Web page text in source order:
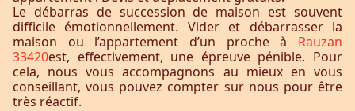
Le débarras de succession de maison est souvent
difficile émotionnellement. Vider et débarrasser la
maison ou l’appartement d’un proche à Rauzan
33420est, effectivement, une épreuve pénible. Pour
cela, nous vous accompagnons au mieux en vous
conseillant, vous pouvez compter sur nous pour être
très réactif.